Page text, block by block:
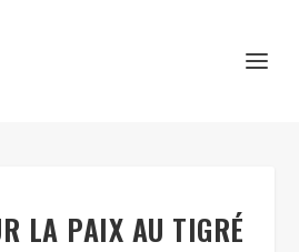
LA PAIX AU TIGRÉ